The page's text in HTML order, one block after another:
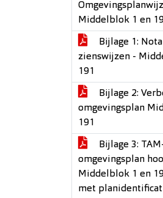
Middelblok 1 en
Bijlage 1:
zienswijzen -
191
Bijlage 2:
omgevingsplan
191
Bijlage 3:
omgevingsplan
Middelblok 1 en
met